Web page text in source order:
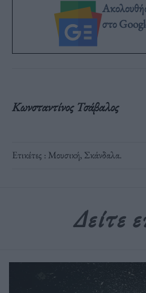
στο
Κωνσταντίνος Τσάβαλος
Ετικέτες : Μουσική, Σκάνδαλα.
Δείτε